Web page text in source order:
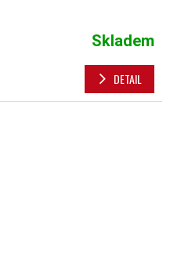
Skladem
DETAIL